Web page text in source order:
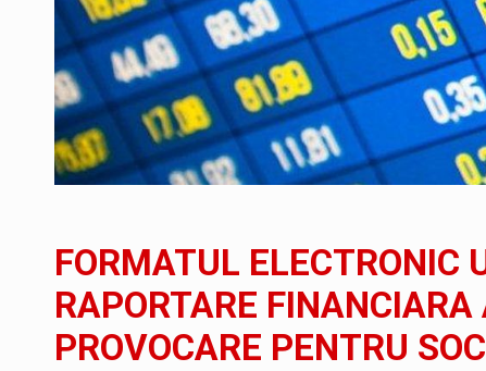
INTERVIURI COFFEE IS OUR LOVE LANGUAGE
STIRI Hard Enduro Piatra Craiului 2026, fueled
STIRI Fondul de investitii BoldMind si echipa de
STIRI RANGE ROVER DEZVALUIE AL CINCILEA
STIRI JAECOO 5 SHS-H a ajuns in Romania
ARTICOLE Proteinmaxxing and the Future of Protein
FORMATUL ELECTRONIC
RAPORTARE
PROVOCARE PENTRU